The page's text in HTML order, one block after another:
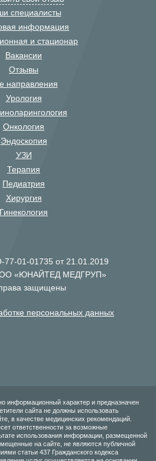
специалисты
информация
и стационар
Вакансии
Отзывы
направления
Урология
Онкология
Эндоскопия
УЗИ
Терапия
Педиатрия
Хирургия
Гинекология
01-01735 от 21.01.2019
«ЮНАЙТЕД МЕДГРУП»
защищены
персональных данных
информационный характер и предназначен
сайта не должны использовать
в качестве медицинских рекомендаций.
ответственности за возможные
использования информации, размещенной
на сайте, не являются публичной
статьи 437 Гражданского кодекса